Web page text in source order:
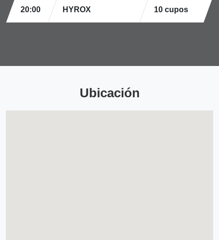
20:00 HYROX 10 cupos
Ubicación